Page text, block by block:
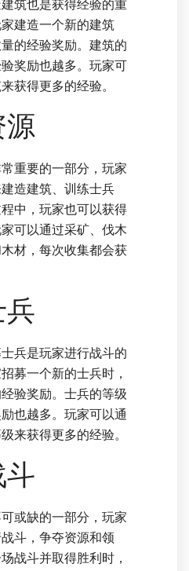
筑也是获得经验的重
建造一个新的建筑
的经验奖励。建筑的
奖励也越多。玩家可
获得更多的经验。
重要的一部分，玩家
造建筑、训练士兵
中，玩家也可以获得
可以通过采矿、伐木
材，每次收集都会获
兵是玩家进行战斗的
募一个新的士兵时，
验奖励。士兵的等级
也越多。玩家可以通
来获得更多的经验。
或缺的一部分，玩家
斗，争夺资源和领
战斗并取得胜利时，